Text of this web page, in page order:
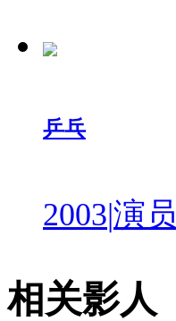
乒乓
2003|演
相关影人